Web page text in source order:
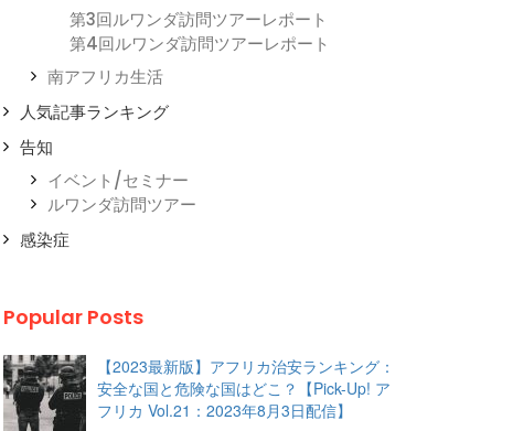
第3回ルワンダ訪問ツアーレポート
第4回ルワンダ訪問ツアーレポート
南アフリカ生活
人気記事ランキング
告知
イベント/セミナー
ルワンダ訪問ツアー
感染症
Popular Posts
【2023最新版】アフリカ治安ランキング：
安全な国と危険な国はどこ？【Pick-Up! ア
フリカ Vol.21：2023年8月3日配信】